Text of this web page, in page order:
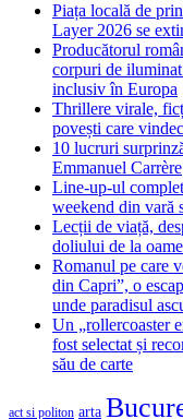
Piața locală de
Layer 2026 se
Producătorul
corpuri de
inclusiv în Europa
Thrillere virale,
povești care
10 lucruri
Emmanuel Carrère
Line-up-ul
weekend din vară
Lecții de viață,
doliului de la
Romanul pe care
din Capri”, o
unde paradisul
Un „rollercoaster
fost selectat și
său de carte
act si politon arta